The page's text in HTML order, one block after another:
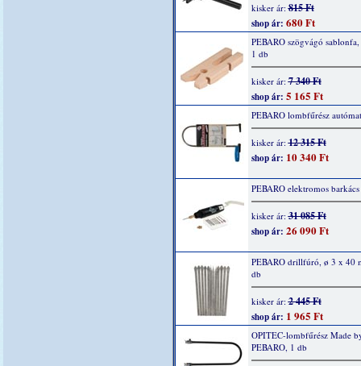
kisker ár:815 Ft
shop ár: 680 Ft
PEBARO szögvágó
1 db
kisker ár:7 340 Ft
shop ár: 5 165 Ft
PEBARO lombfűrész
kisker ár:12 315 Ft
shop ár: 10 340 Ft
PEBARO elektromos
kisker ár:31 085 Ft
shop ár: 26 090 Ft
PEBARO drillfúró, ø 3 x 40
db
kisker ár:2 445 Ft
shop ár: 1 965 Ft
OPITEC-lombfűrész Made
PEBARO, 1 db